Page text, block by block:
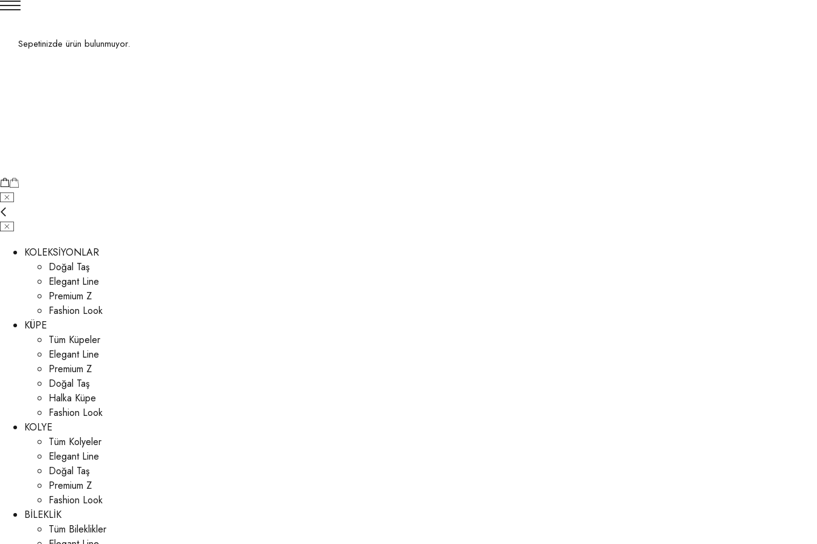
Sepetinizde ürün bulunmuyor.
KOLEKSİYONLAR
Doğal Taş
Elegant Line
Premium Z
Fashion Look
KÜPE
Tüm Küpeler
Elegant Line
Premium Z
Doğal Taş
Halka Küpe
Fashion Look
KOLYE
Tüm Kolyeler
Elegant Line
Doğal Taş
Premium Z
Fashion Look
BİLEKLİK
Tüm Bileklikler